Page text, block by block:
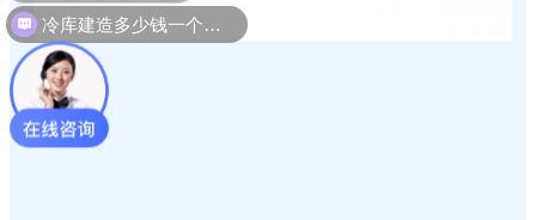
冷库建造多少钱一个平方